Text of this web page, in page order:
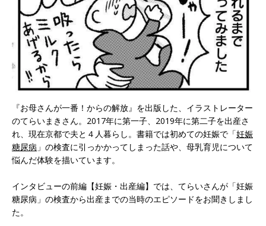
『お母さんが一番！からの解放』を出版した、イラストレーター
のてらいまきさん。2017年に第一子、2019年に第二子を出産さ
れ、現在京都で夫と４人暮らし。書籍では初めての妊娠で「妊娠
糖尿病 」の検査に引っかかってしまった話や、母乳育児について
悩んだ体験を描いています。
インタビューの前編【妊娠・出産編】では、てらいさんが「妊娠
糖尿病」の検査から出産までの当時のエピソードをお聞きしまし
た。